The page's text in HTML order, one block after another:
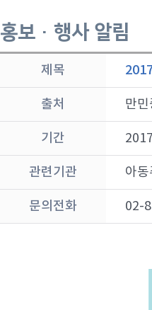
홍보 · 행사 알림
제목
출처 만민
기간
관련기관 아
문의전화 02-